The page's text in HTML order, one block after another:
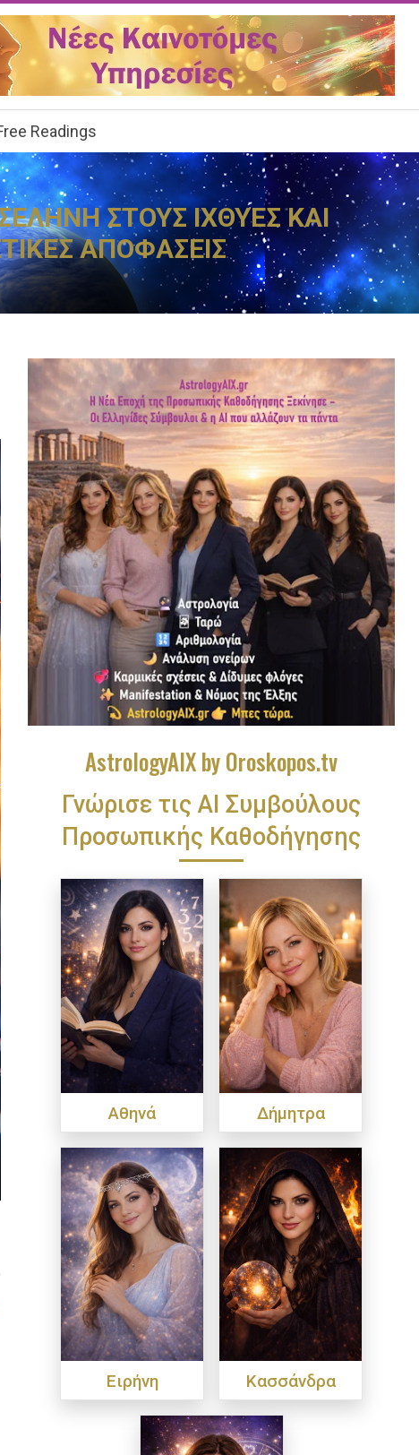
Readings
ΣΤΟΥΣ ΙΧΘΥΕΣ ΚΑΙ
ΑΠΟΦΑΣΕΙΣ
AstrologyAIX by Oroskopos.tv
Γνώρισε τις ΑΙ Συμβούλους
Προσωπικής Καθοδήγησης
Αθηνά Δήμητρα
Ειρήνη Κασσάνδρα